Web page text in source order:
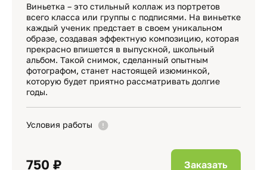
Виньетка – это стильный коллаж из портретов
всего класса или группы с подписями. На виньетке
каждый ученик предстает в своем уникальном
образе, создавая эффектную композицию, которая
прекрасно впишется в выпускной, школьный
альбом. Такой снимок, сделанный опытным
фотографом, станет настоящей изюминкой,
которую будет приятно рассматривать долгие
годы.
Условия работы
750 ₽ Заказать